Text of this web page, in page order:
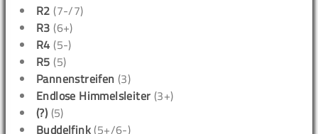
R2 (7-/7)
R3 (6+)
R4 (5-)
R5 (5)
Pannenstreifen (3)
Endlose Himmelsleiter (3+)
(?) (5)
Buddelfink (5+/6-)